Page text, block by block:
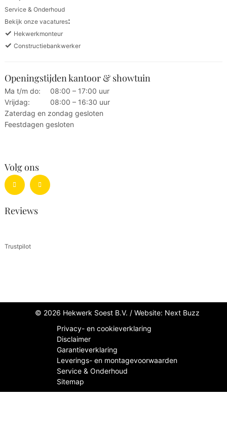
Service & Onderhoud
Bekijk onze vacatures:
✓ Hekwerkmonteur
✓ Constructiebankwerker
Openingstijden kantoor & showtuin
Ma t/m do:
08:00 – 17:00 uur
Vrijdag:
08:00 – 16:30 uur
Zaterdag en zondag gesloten
Feestdagen gesloten
Volg ons
Reviews
Trustpilot
© 2026 Hekwerk Soest B.V. / Website: Next Buzz
Privacy- en cookieverklaring
Disclaimer
Garantieverklaring
Leverings- en montagevoorwaarden
Service & Onderhoud
Sitemap